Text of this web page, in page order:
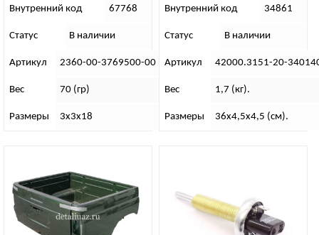
Внутренний код 67768
Статус В наличии
Артикул 2360-00-3769500-00
Вес 70 (гр)
Размеры 3х3х18
крупн) (АДС)
Внутренний код 34861
Статус В наличии
Артикул 42000.3151-20-
Вес 1,7 (кг).
Размеры 36х4,5х4,5 (см).